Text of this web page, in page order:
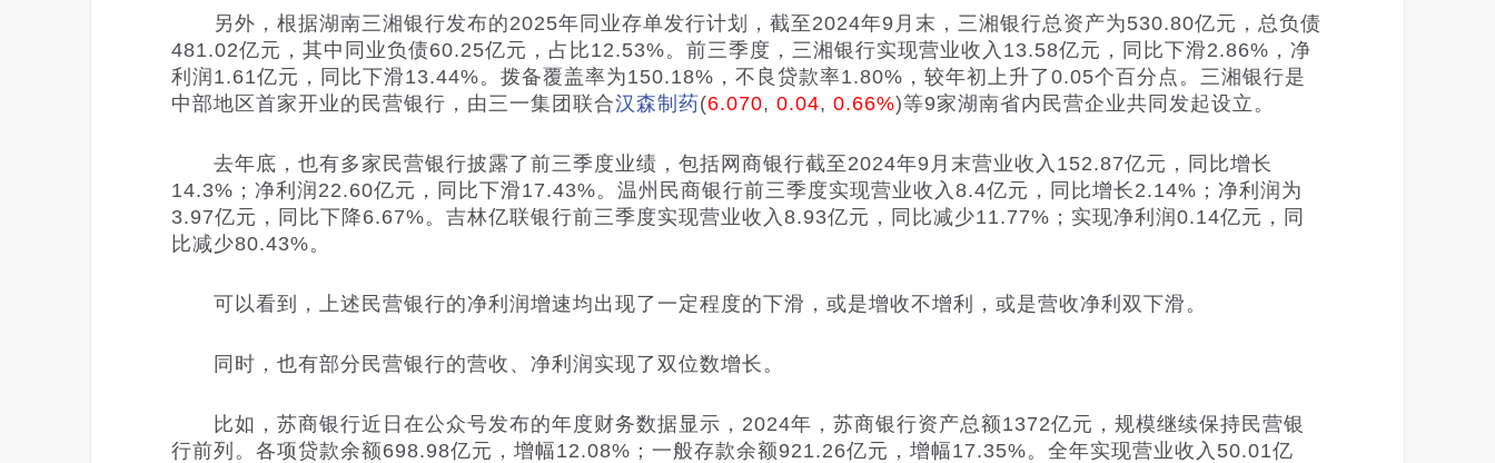
另外，根据湖南三湘银行发布的2025年同业存单发行计划，截至2024年9月末，三湘银行总资产为530.80亿元，总负债
481.02亿元，其中同业负债60.25亿元，占比12.53%。前三季度，三湘银行实现营业收入13.58亿元，同比下滑2.86%，净
利润1.61亿元，同比下滑13.44%。拨备覆盖率为150.18%，不良贷款率1.80%，较年初上升了0.05个百分点。 三湘银行是
中部地区首家开业的民营银行，由三一集团联合汉森制药(6.070, 0.04, 0.66%)等9家湖南省内民营企业共同发起设立。
去年底，也有多家民营银行披露了前三季度业绩，包括网商银行截至2024年9月末营业收入152.87亿元，同比增长
14.3%；净利润22.60亿元，同比下滑17.43%。温州民商银行前三季度实现营业收入8.4亿元，同比增长2.14%；净利润为
3.97亿元，同比下降6.67%。吉林亿联银行前三季度实现营业收入8.93亿元，同比减少11.77%；实现净利润0.14亿元，同
比减少80.43%。
可以看到，上述民营银行的净利润增速均出现了一定程度的下滑，或是增收不增利，或是营收净利双下滑。
同时，也有部分民营银行的营收、净利润实现了双位数增长。
比如，苏商银行近日在公众号发布的年度财务数据显示，2024年，苏商银行资产总额1372亿元，规模继续保持民营银
行前列。各项贷款余额698.98亿元，增幅12.08%；一般存款余额921.26亿元，增幅17.35%。全年实现营业收入50.01亿